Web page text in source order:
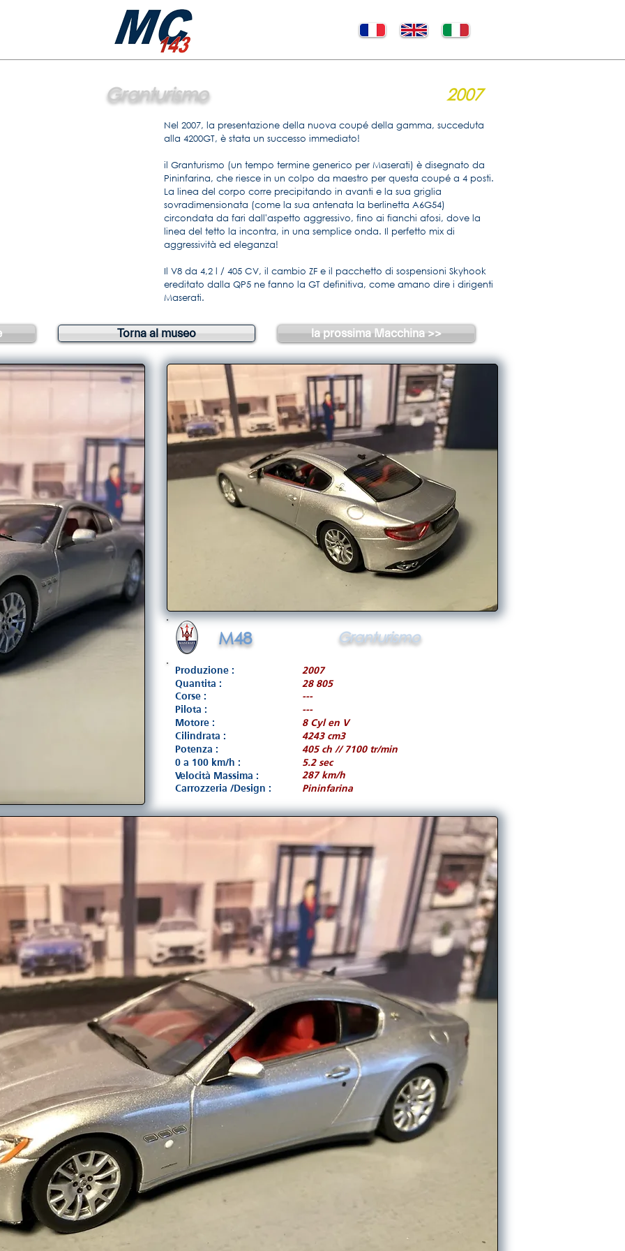
Granturismo 2007
Nel 2007, la presentazione della nuova coupé della gamma, succeduta
alla 4200GT, è stata un successo immediato!
il Granturismo (un tempo termine generico per Maserati) è disegnato da
Pininfarina, che riesce in un colpo da maestro per questa coupé a 4 posti.
La linea del corpo corre precipitando in avanti e la sua griglia
sovradimensionata (come la sua antenata la berlinetta A6G54)
circondata da fari dall'aspetto aggressivo, fino ai fianchi afosi, dove la
linea del tetto la incontra, in una semplice onda. Il perfetto mix di
aggressività ed eleganza!
Il V8 da 4,2 l / 405 CV, il cambio ZF e il pacchetto di sospensioni Skyhook
ereditato dalla QP5 ne fanno la GT definitiva, come amano dire i dirigenti
Maserati.
Torna al museo la prossima Macchina >>
M48 Granturismo
Produzione :
2007
Quantita :
Corse :
28 805
---
Pilota :
---
Motore :
8 Cyl en V
Cilindrata :
4243 cm3
Potenza :
405 ch // 7100 tr/min
0 a 100 km/h :
Velocità Massima :
Carrozzeria /Design :
5.2 sec
287 km/h
Pininfarina